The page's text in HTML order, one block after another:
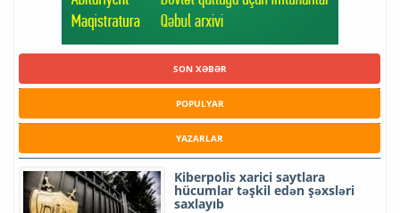
SON XƏBƏR
POPULYAR
YAZARLAR
Kiberpolis xarici saytlara
hücumlar təşkil edən şəxsləri
saxlayıb